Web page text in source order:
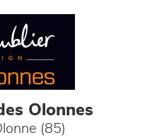
Olonnes
(85)